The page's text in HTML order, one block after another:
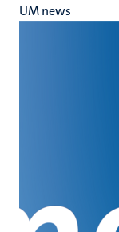
UM news